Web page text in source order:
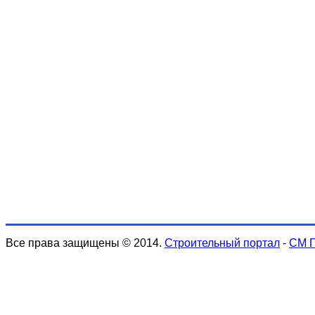
Все права защищены © 2014. Строительный портал - СМ